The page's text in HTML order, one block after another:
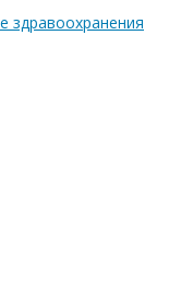
здравоохранения